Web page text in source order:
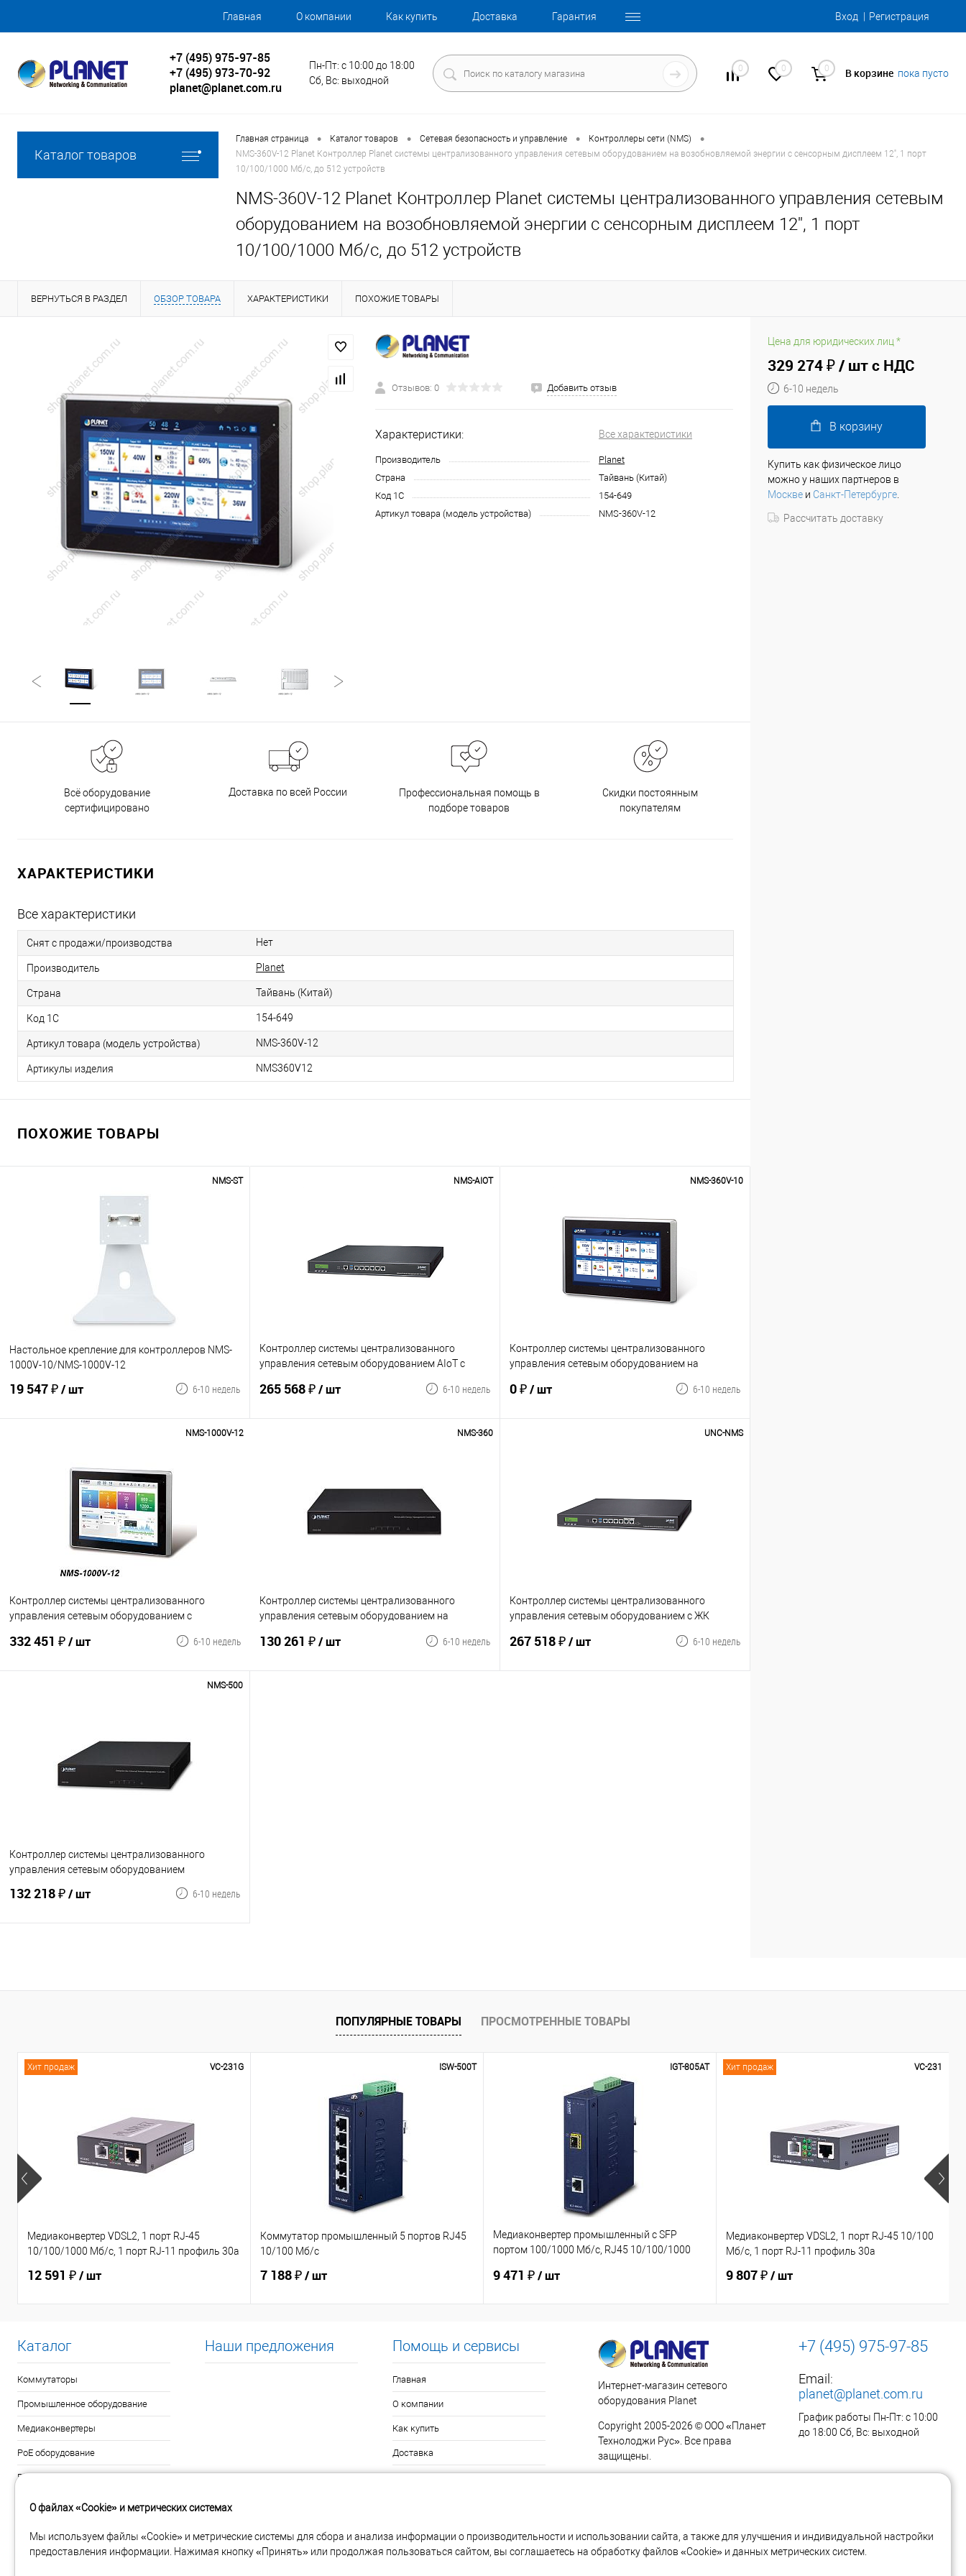
Главная О компании Как купить Доставка Гарантия Вход Регистрация
+7 (495) 975-97-85
+7 (495) 973-70-92
planet@planet.com.ru
Пн-Пт: с 10:00 до 18:00
Сб, Вс: выходной
0 0 0 В корзине пока пусто
Каталог товаров
Главная страница • Каталог товаров • Сетевая безопасность и управление • Контроллеры сети (NMS) •
NMS-360V-12 Planet Контроллер Planet системы централизованного управления сетевым оборудованием на возобновляемой энергии с сенсорным дисплеем 12'', 1 порт
10/100/1000 Мб/с, до 512 устройств
NMS-360V-12 Planet Контроллер Planet системы централизованного управления сетевым
оборудованием на возобновляемой энергии с сенсорным дисплеем 12'', 1 порт
10/100/1000 Мб/с, до 512 устройств
ВЕРНУТЬСЯ В РАЗДЕЛ ОБЗОР ТОВАРА ХАРАКТЕРИСТИКИ ПОХОЖИЕ ТОВАРЫ
Отзывов: 0 Добавить отзыв
Характеристики: Все характеристики
Производитель
Planet
Страна
Тайвань (Китай)
Код 1С
154-649
Артикул товара (модель устройства)
NMS-360V-12
Всё оборудование
сертифицировано
Доставка по всей России
Профессиональная помощь в
подборе товаров
Скидки постоянным
покупателям
ХАРАКТЕРИСТИКИ
Все характеристики
Снят с продажи/производства Нет
Производитель Planet
Страна Тайвань (Китай)
Код 1С 154-649
Артикул товара (модель устройства) NMS-360V-12
Артикулы изделия NMS360V12
ПОХОЖИЕ ТОВАРЫ
NMS-ST
Настольное крепление для контроллеров NMS-
1000V-10/NMS-1000V-12
19 547 ₽/ шт 6-10 недель
В избранное
NMS-AIOT
Контроллер системы централизованного
управления сетевым оборудованием AIoT с
узлов
265 568 ₽/ шт 6-10 недель
Сравнение В избранное
NMS-360V-10
Контроллер системы централизованного
управления сетевым оборудованием на
10'', 1 порт 10/100/1000 Мб/с, до 512 устройств
0 ₽/ шт 6-10 недель
NMS-1000V-12
Контроллер системы централизованного
управления сетевым оборудованием с
BASE-T, до 1024 устройств
332 451 ₽/ шт 6-10 недель
В избранное
NMS-360
Контроллер системы централизованного
управления сетевым оборудованием на
10/100/1000 Мб/с, 512 устройств
130 261 ₽/ шт 6-10 недель
UNC-NMS
Контроллер системы централизованного
управления сетевым оборудованием с ЖК
узлов по 1024 устройств
267 518 ₽/ шт 6-10 недель
NMS-500
Контроллер системы централизованного
управления сетевым оборудованием
132 218 ₽/ шт 6-10 недель
Цена для юридических лиц *
329 274 ₽/ шт с НДС
6-10 недель
В корзину
Купить как физическое лицо
можно у наших партнеров в
Москве и Санкт-Петербурге
Рассчитать доставку
ПОПУЛЯРНЫЕ ТОВАРЫ ПРОСМОТРЕННЫЕ ТОВАРЫ
Хит продаж VC-231G
Медиаконвертер VDSL2, 1 порт RJ-45
10/100/1000 Мб/с, 1 порт RJ-11 профиль 30a
12 591 ₽/ шт
ISW-500T
Коммутатор промышленный 5 портов RJ45
10/100 Мб/с
7 188 ₽/ шт
IGT-805AT
Медиаконвертер промышленный с SFP
портом 100/1000 Мб/с, RJ45 10/100/1000
9 471 ₽/ шт
Хит продаж VC-231
Медиаконвертер VDSL2, 1 порт RJ-45 10/100
Мб/с, 1 порт RJ-11 профиль 30a
9 807 ₽/ шт
Каталог
Коммутаторы
Промышленное оборудование
Медиаконвертеры
PoE оборудование
Беспроводное оборудование и IoT
Сетевая безопасность и
управление
IP-видеонаблюдение
Наши предложения Помощь и сервисы
Главная
О компании
Как купить
Доставка
Политика в отношении обработки
Интернет-магазин сетевого
оборудования Planet
Copyright 2005-2026 © ООО «Планет
Технолоджи Рус». Все права
защищены.
+7 (495) 975-97-85
Email:
planet@planet.com.ru
График работы Пн-Пт: с 10:00
до 18:00 Сб, Вс: выходной
О файлах «Cookie» и метрических системах
Мы используем файлы «Cookie» и метрические системы для сбора и анализа информации о производительности и использовании сайта, а также для улучшения и индивидуальной настройки
предоставления информации. Нажимая кнопку «Принять» или продолжая пользоваться сайтом, вы соглашаетесь на обработку файлов «Cookie» и данных метрических систем.